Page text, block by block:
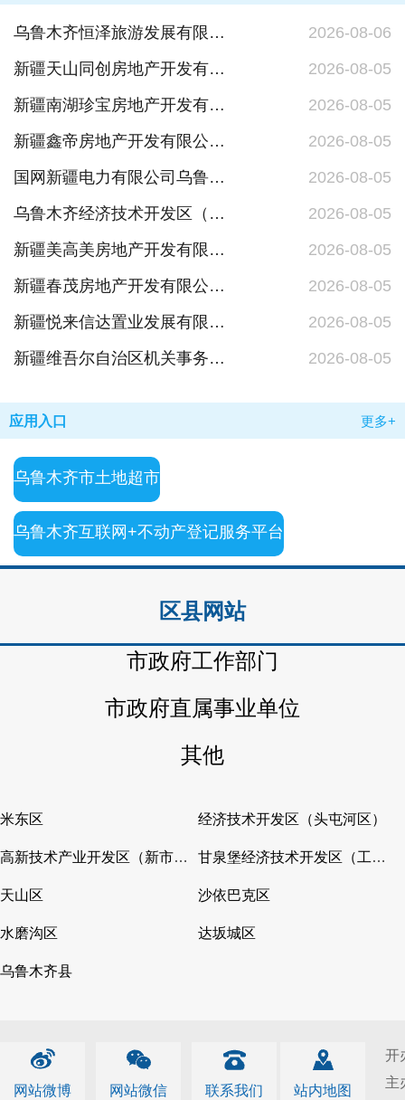
乌鲁木齐恒泽旅游发展有限公司-世纪梦幻城一期65#楼街道办事处、67#楼派出所变更为商业用房-批前公示
2026-08-06
新疆天山同创房地产开发有限公司-银环路同创贸易港商业中心13#、18#地块项目6#、7#、8#、10#楼总部综合办公及地下商业、库房、车库-建筑功能调整公示
2026-08-05
新疆南湖珍宝房地产开发有限公司帕米尔街南湖宸院项目规划设计方案及外立面效果变更批前公示
2026-08-05
新疆鑫帝房地产开发有限公司五星南路润城大厦建设项目变更批前公示
2026-08-05
国网新疆电力有限公司乌鲁木齐供电公司乌鲁木齐建筑园1号110千伏输电变工程、甘霖110千伏变电站、乌鲁木齐东工35千伏输变电工程项目批前公示
2026-08-05
乌鲁木齐经济技术开发区（乌鲁木齐头屯河区）建设综合服务中心西坪路西巷（北方钢铁-西坪路）、园坪路西延（规划道路-西坪路）市政工程项目批前公示
2026-08-05
新疆美高美房地产开发有限公司团结路南延以东极美天山玫瑰园（二期）建设项目变更批前公示
2026-08-05
新疆春茂房地产开发有限公司仓欣东路呈信悦岚湾建设项目变更批前公示
2026-08-05
新疆悦来信达置业发展有限公司嵩山街以北悦来总部翠湖中心（A地块）建设项目变更批前公示
2026-08-05
新疆维吾尔自治区机关事务管理局民主路88号原轻工行办公楼维修改造项目建设项目批前公示
2026-08-05
应用入口 更多+
乌鲁木齐市土地超市
乌鲁木齐互联网+不动产登记服务平台
区县网站
市政府工作部门
市政府直属事业单位
其他
米东区 经济技术开发区（头屯河区）
高新技术产业开发区（新市区） 甘泉堡经济技术开发区（工业区）
天山区 沙依巴克区
水磨沟区 达坂城区
乌鲁木齐县
网站微博 网站微信 联系我们 站内地图
开
主